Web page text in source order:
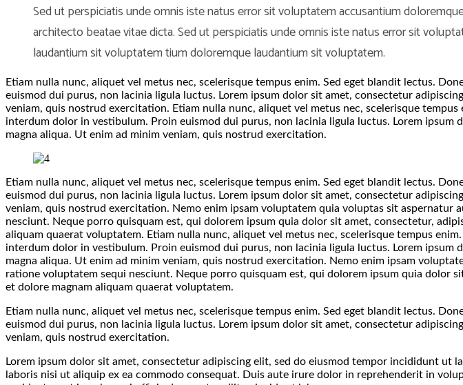
Sed ut perspiciatis unde omnis iste natus error sit voluptatem accusantium
architecto beatae vitae dicta. Sed ut perspiciatis unde omnis iste natus error sit
laudantium sit voluptatem tium doloremque laudantium sit voluptatem.
Etiam nulla nunc, aliquet vel metus nec, scelerisque tempus enim. Sed eget blandit lectus.
euismod dui purus, non lacinia ligula luctus. Lorem ipsum dolor sit amet, consectetur
veniam, quis nostrud exercitation. Etiam nulla nunc, aliquet vel metus nec, scelerisque
interdum dolor in vestibulum. Proin euismod dui purus, non lacinia ligula luctus. Lorem
magna aliqua. Ut enim ad minim veniam, quis nostrud exercitation.
Etiam nulla nunc, aliquet vel metus nec, scelerisque tempus enim. Sed eget blandit lectus.
euismod dui purus, non lacinia ligula luctus. Lorem ipsum dolor sit amet, consectetur
veniam, quis nostrud exercitation. Nemo enim ipsam voluptatem quia voluptas sit
nesciunt. Neque porro quisquam est, qui dolorem ipsum quia dolor sit amet, consectetur,
aliquam quaerat voluptatem. Etiam nulla nunc, aliquet vel metus nec, scelerisque tempus
interdum dolor in vestibulum. Proin euismod dui purus, non lacinia ligula luctus. Lorem
magna aliqua. Ut enim ad minim veniam, quis nostrud exercitation. Nemo enim ipsam
ratione voluptatem sequi nesciunt. Neque porro quisquam est, qui dolorem ipsum quia
et dolore magnam aliquam quaerat voluptatem.
Etiam nulla nunc, aliquet vel metus nec, scelerisque tempus enim. Sed eget blandit lectus.
euismod dui purus, non lacinia ligula luctus. Lorem ipsum dolor sit amet, consectetur
veniam, quis nostrud exercitation.
Lorem ipsum dolor sit amet, consectetur adipiscing elit, sed do eiusmod tempor incididunt
laboris nisi ut aliquip ex ea commodo consequat. Duis aute irure dolor in reprehenderit in